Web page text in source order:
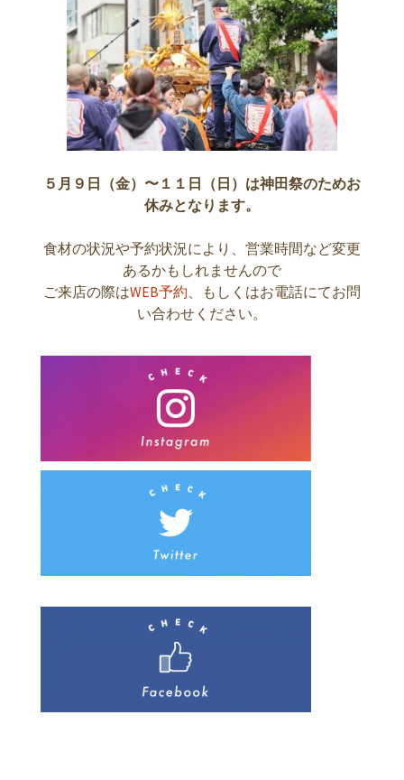
５月９日（金）〜１１日（日）は神田祭のためお
休みとなります。
食材の状況や予約状況により、営業時間など変更
あるかもしれませんので
ご来店の際はWEB予約、もしくはお電話にてお問
い合わせください。